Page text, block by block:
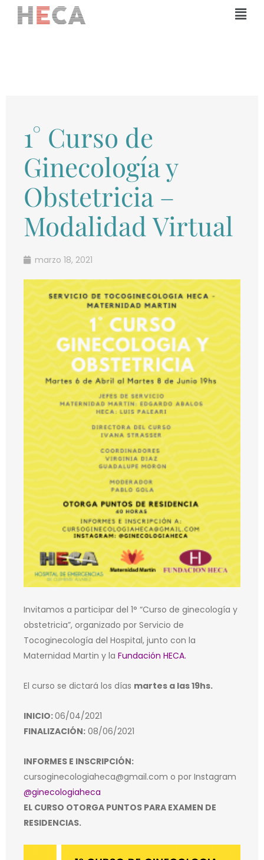
1° Curso de
Ginecología y
Obstetricia –
Modalidad Virtual
marzo 18, 2021
Invitamos a participar del 1° “Curso de ginecología y
obstetricia”, organizado por Servicio de
Tocoginecología del Hospital, junto con la
Maternidad Martin y la Fundación HECA.
El curso se dictará los días martes a las 19hs.
INICIO:06/04/2021
FINALIZACIÓN: 08/06/2021
INFORMES E INSCRIPCIÓN:
cursoginecologiaheca@gmail.com o por Instagram
@ginecologiaheca
EL CURSO OTORGA PUNTOS PARA EXAMEN DE
RESIDENCIAS.